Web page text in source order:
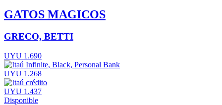
GATOS MAGICOS
GRECO, BETTI
UYU 1.690
UYU 1.268
UYU 1.437
Disponible